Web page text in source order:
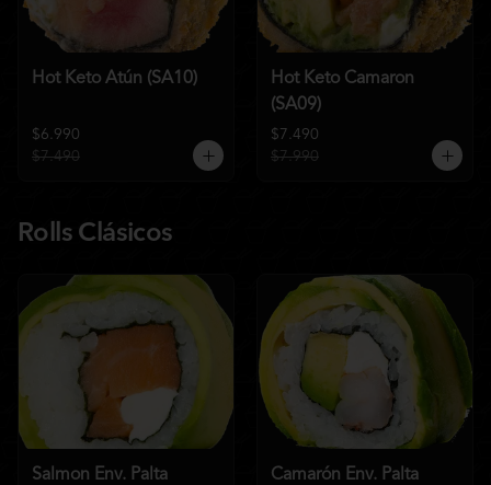
Hot Keto Atún (SA10)
$6.990
$7.490
Hot Keto Camaron
(SA09)
$7.490
$7.990
Rolls Clásicos
Salmon Env. Palta
Camarón Env. Palta